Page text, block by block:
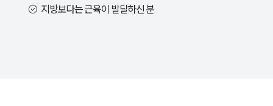
지방보다는 근육이 발달하신 분